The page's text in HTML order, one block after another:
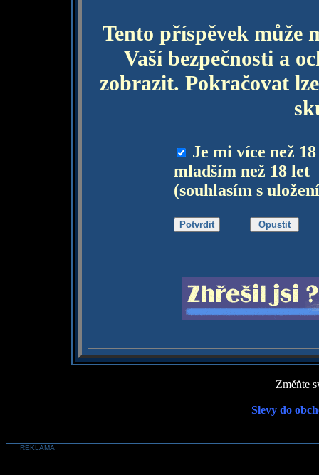
Tento příspěvek může
Vaší bezpečnosti a
zobrazit. Pokračovat
Je mi více než
mladším než 18 let
(souhlasím s
Změňte
Slevy do
REKLAMA